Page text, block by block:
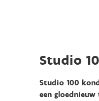
Studio
Studio 100
een